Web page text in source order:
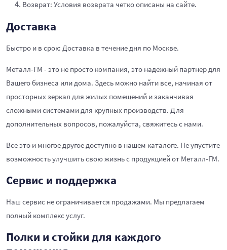
Возврат: Условия возврата четко описаны на сайте.
Доставка
Быстро и в срок: Доставка в течение дня по Москве.
Металл-ГМ - это не просто компания, это надежный партнер для
Вашего бизнеса или дома. Здесь можно найти все, начиная от
просторных зеркал для жилых помещений и заканчивая
сложными системами для крупных производств. Для
дополнительных вопросов, пожалуйста, свяжитесь с нами.
Все это и многое другое доступно в нашем каталоге. Не упустите
возможность улучшить свою жизнь с продукцией от Металл-ГМ.
Сервис и поддержка
Наш сервис не ограничивается продажами. Мы предлагаем
полный комплекс услуг.
Полки и стойки для каждого